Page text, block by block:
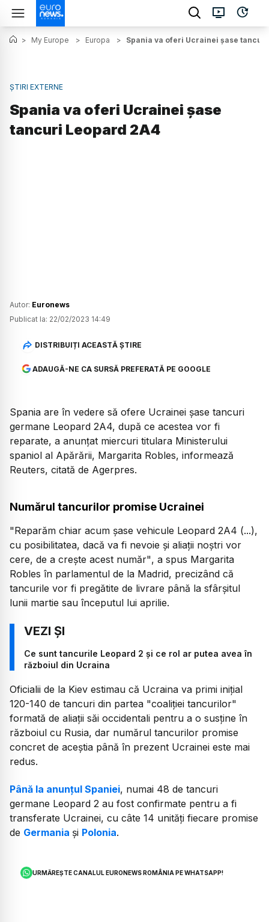
> My Europe > Europa > Spania va oferi Ucrainei șase
ȘTIRI EXTERNE
Spania va oferi Ucrainei șase
tancuri Leopard 2A4
Autor: Euronews
Publicat la: 22/02/2023 14:49
DISTRIBUIȚI ACEASTĂ ȘTIRE
ADAUGĂ-NE CA SURSĂ PREFERATĂ PE GOOGLE
Spania are în vedere să ofere Ucrainei şase tancuri
germane Leopard 2A4, după ce acestea vor fi
reparate, a anunţat miercuri titulara Ministerului
spaniol al Apărării, Margarita Robles, informează
Reuters, citată de Agerpres.
Numărul tancurilor promise Ucrainei
"Reparăm chiar acum şase vehicule Leopard 2A4 (...),
cu posibilitatea, dacă va fi nevoie şi aliaţii noştri vor
cere, de a creşte acest număr", a spus Margarita
Robles în parlamentul de la Madrid, precizând că
tancurile vor fi pregătite de livrare până la sfârşitul
lunii martie sau începutul lui aprilie.
Ce sunt tancurile Leopard 2 și ce rol ar putea avea în
războiul din Ucraina
Oficialii de la Kiev estimau că Ucraina va primi iniţial
120-140 de tancuri din partea "coaliţiei tancurilor"
formată de aliaţii săi occidentali pentru a o susţine în
războiul cu Rusia, dar numărul tancurilor promise
concret de aceştia până în prezent Ucrainei este mai
redus.
Până la anunţul Spaniei, numai 48 de tancuri
germane Leopard 2 au fost confirmate pentru a fi
transferate Ucrainei, cu câte 14 unităţi fiecare promise
de Germania şi Polonia.
URMĂREȘTE CANALUL EURONEWS ROMÂNIA PE WHATSAPP!